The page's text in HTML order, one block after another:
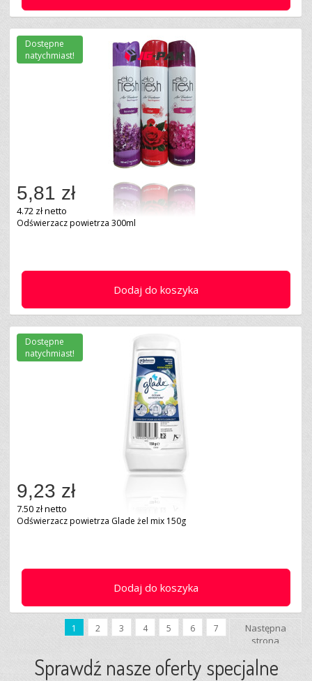
Dodaj do koszyka
5,81 zł
4.72 zł netto
Odświerzacz powietrza 300ml
Dostępne
natychmiast!
Dodaj do koszyka
9,23 zł
7.50 zł netto
Odświerzacz powietrza Glade żel mix 150g
Dostępne
natychmiast!
1 2 3 4 5 6 7
Następna
strona
Sprawdź nasze oferty specjalne